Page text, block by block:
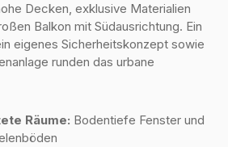
Decken, exklusive Materialien
Balkon mit Südausrichtung. Ein
eigenes Sicherheitskonzept sowie
runden das urbane
Räume: Bodentiefe Fenster und